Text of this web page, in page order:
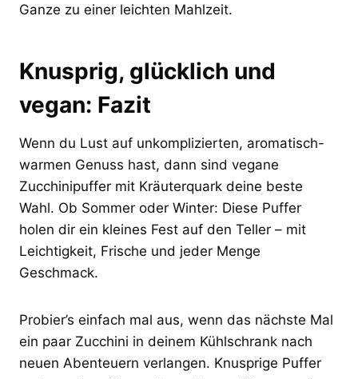
Ganze zu einer leichten Mahlzeit.
Knusprig, glücklich und
vegan: Fazit
Wenn du Lust auf unkomplizierten, aromatisch-
warmen Genuss hast, dann sind vegane
Zucchinipuffer mit Kräuterquark deine beste
Wahl. Ob Sommer oder Winter: Diese Puffer
holen dir ein kleines Fest auf den Teller – mit
Leichtigkeit, Frische und jeder Menge
Geschmack.
Probier’s einfach mal aus, wenn das nächste Mal
ein paar Zucchini in deinem Kühlschrank nach
neuen Abenteuern verlangen. Knusprige Puffer